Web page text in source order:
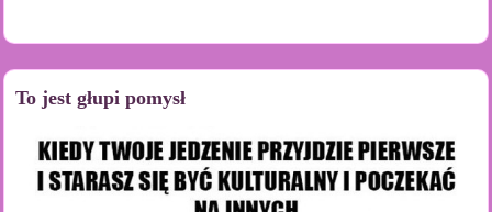
To jest głupi pomysł